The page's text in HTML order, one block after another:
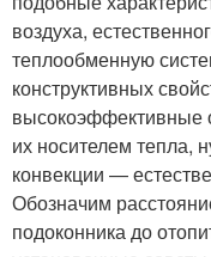
воздуха,
теплообменную
конструктивных
высокоэффективные
их носителем тепла,
конвекции —
Обозначим
подоконника до